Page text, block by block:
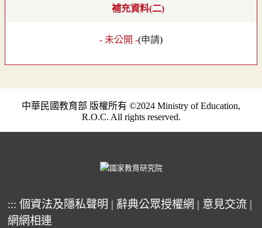
補充資料(二)
- 未公開 -(申請)
中華民國教育部 版權所有 ©2024 Ministry of Education,
R.O.C. All rights reserved.
::: 個資法及隱私聲明 | 辭典公眾授權網 | 意見交流 |
網網相連